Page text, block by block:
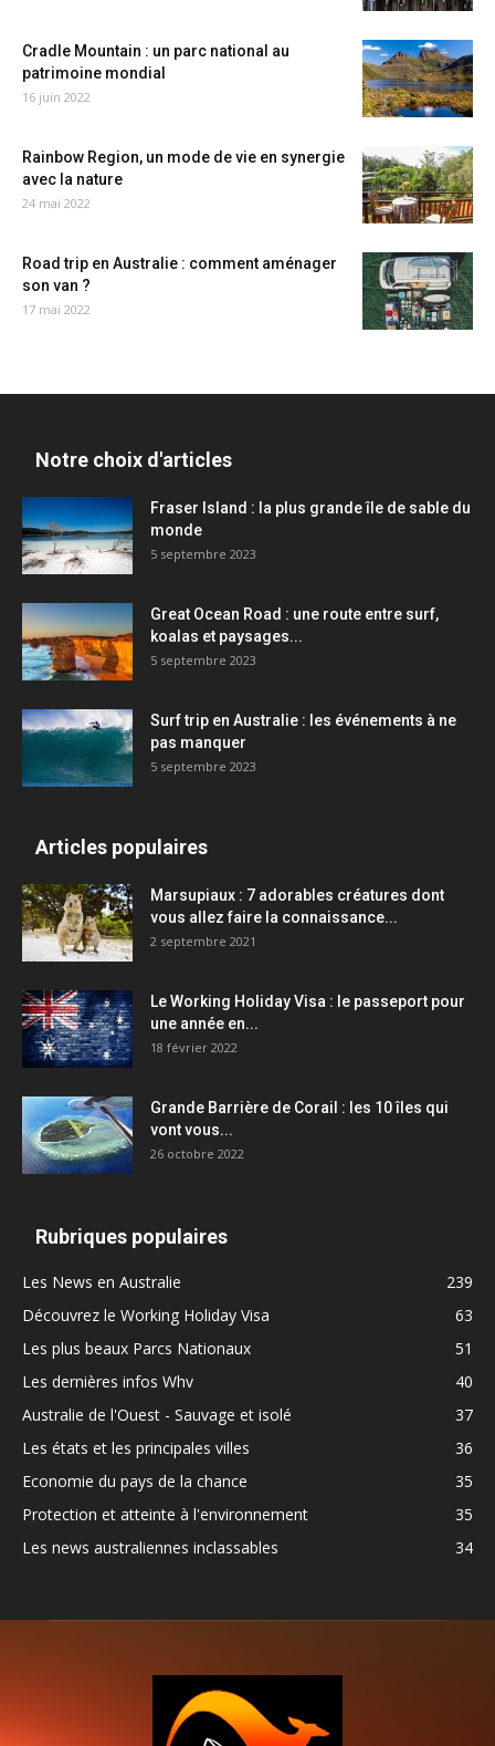
Cradle Mountain : un parc national au
patrimoine mondial
16 juin 2022
Rainbow Region, un mode de vie en synergie
avec la nature
24 mai 2022
Road trip en Australie : comment aménager
son van ?
17 mai 2022
Notre choix d'articles
Fraser Island : la plus grande île de sable du
monde
5 septembre 2023
Great Ocean Road : une route entre surf,
koalas et paysages...
5 septembre 2023
Surf trip en Australie : les événements à ne
pas manquer
5 septembre 2023
Articles populaires
Marsupiaux : 7 adorables créatures dont
vous allez faire la connaissance...
2 septembre 2021
Le Working Holiday Visa : le passeport pour
une année en...
18 février 2022
Grande Barrière de Corail : les 10 îles qui
vont vous...
26 octobre 2022
Rubriques populaires
Les News en Australie
239
Découvrez le Working Holiday Visa
63
Les plus beaux Parcs Nationaux
51
Les dernières infos Whv
40
Australie de l'Ouest - Sauvage et isolé
37
Les états et les principales villes
36
Economie du pays de la chance
35
Protection et atteinte à l'environnement
35
Les news australiennes inclassables
34